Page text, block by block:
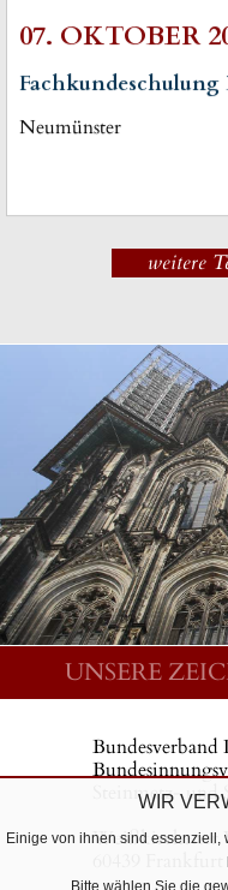
07. OKTOBER
Neumünster
weitere
UNSERE
Bundesverband
Steinmetz- und
Weißkirchener
60439
WIR
Einige von ihnen sind essenziell,
Bitte wählen Sie die